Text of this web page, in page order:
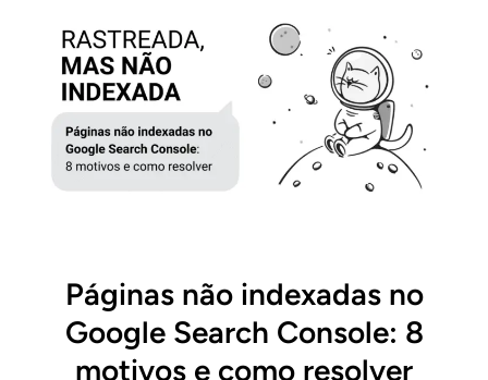
Páginas não indexadas no
Google Search Console: 8
motivos e como resolver